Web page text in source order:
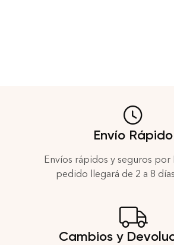
Envío Rápido
Envíos rápidos y seguros por
pedido llegará de 2 a 8
Cambios y